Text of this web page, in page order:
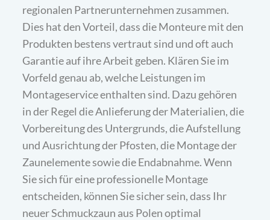
regionalen Partnerunternehmen zusammen.
Dies hat den Vorteil, dass die Monteure mit den
Produkten bestens vertraut sind und oft auch
Garantie auf ihre Arbeit geben. Klären Sie im
Vorfeld genau ab, welche Leistungen im
Montageservice enthalten sind. Dazu gehören
in der Regel die Anlieferung der Materialien, die
Vorbereitung des Untergrunds, die Aufstellung
und Ausrichtung der Pfosten, die Montage der
Zaunelemente sowie die Endabnahme. Wenn
Sie sich für eine professionelle Montage
entscheiden, können Sie sicher sein, dass Ihr
neuer Schmuckzaun aus Polen optimal